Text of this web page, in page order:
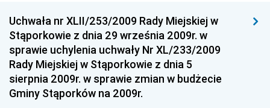
Dziennik Urzędowy Ministra Sportu
Dziennik Urzędowy Ministra Funduszy i Polityki
Regionalnej
Dziennik Urzędowy Ministra Aktywów Państwowych
Dziennik Urzędowy Ministra Zdrowia
Uchwała nr XLII/253/2009 Rady Miejskiej w
Stąporkowie z dnia 29 września 2009r. w
sprawie uchylenia uchwały Nr XL/233/2009
Rady Miejskiej w Stąporkowie z dnia 5
sierpnia 2009r. w sprawie zmian w budżecie
Gminy Stąporków na 2009r.